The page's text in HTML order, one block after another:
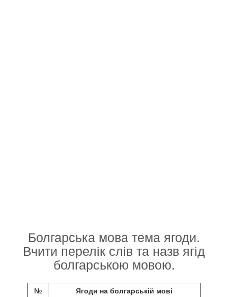
Болгарська мова тема ягоди.
Вчити перелік слів та назв ягід
болгарською мовою.
№ Ягоди на болгарській мові